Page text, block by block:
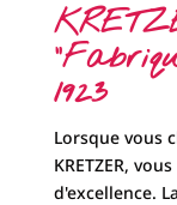
1923
Lorsque vous
KRETZER,
d'excellence.